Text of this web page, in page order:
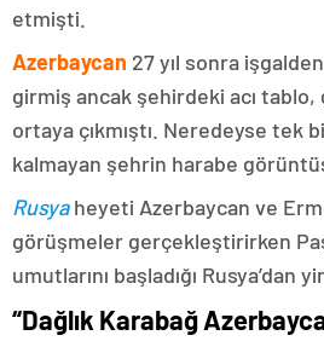
etmişti.
Azerbaycan 27 yıl sonra
girmiş ancak şehirdeki acı tablo,
ortaya çıkmıştı. Neredeyse tek
kalmayan şehrin harabe
Rusyaheyeti Azerbaycan ve
görüşmeler gerçekleştirirken
umutlarını başladığı Rusya’dan
“Dağlık Karabağ